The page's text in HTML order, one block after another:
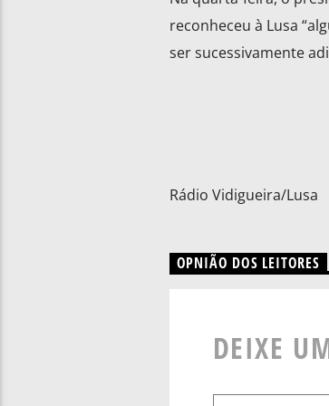
reconheceu à Lusa
ser sucessivamente
Rádio Vidigueira/Lusa
OPNIÃO DOS LEITORES
DEIXE